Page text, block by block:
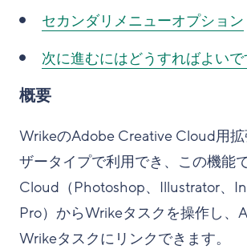
セカンダリメニューオプション
次に進むにはどうすればよいで
概要
WrikeのAdobe Creative Cloud用
ザータイプで利用でき、この機能
Cloud（Photoshop、Illustrator、
Pro）からWrikeタスクを操作し、
Wrikeタスクにリンクできます。